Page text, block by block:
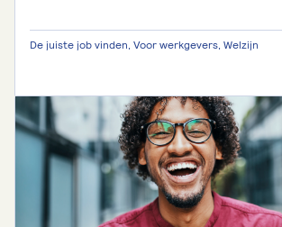
De juiste job vinden, Voor werkgevers, Welzijn